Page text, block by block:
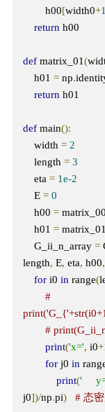
        h00
[width0+1
return h00
def matrix_01(
    h01
= np.
return h01
def main():
    width
= 2
    length
= 3
    eta
= 1e-2
    E
= 0
    h00
= matrix_00
    h01
= matrix_01
    G_ii_n_array
=
length, E, eta, h00,
for i0 in range(
#
#
print('x=', i0+
for j0 in
print('
j0])/np.pi) # 态